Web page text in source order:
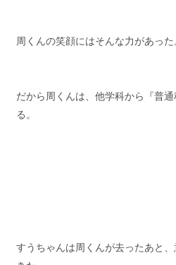
周くんの笑顔にはそんな力があった
だから周くんは、他学科から『普
る。
すうちゃんは周くんが去ったあと